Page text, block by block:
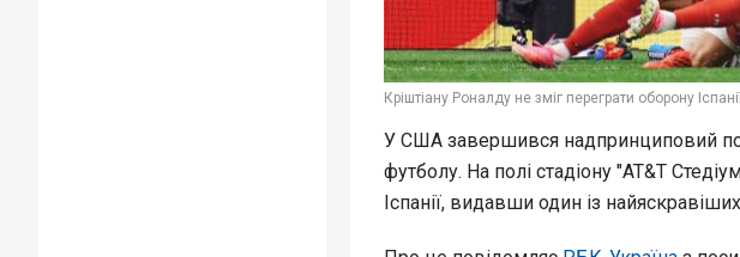
Кріштіану Роналду не зміг переграти оборону
У США завершився надпринциповий
футболу. На полі стадіону "AT&T
Іспанії, видавши один із